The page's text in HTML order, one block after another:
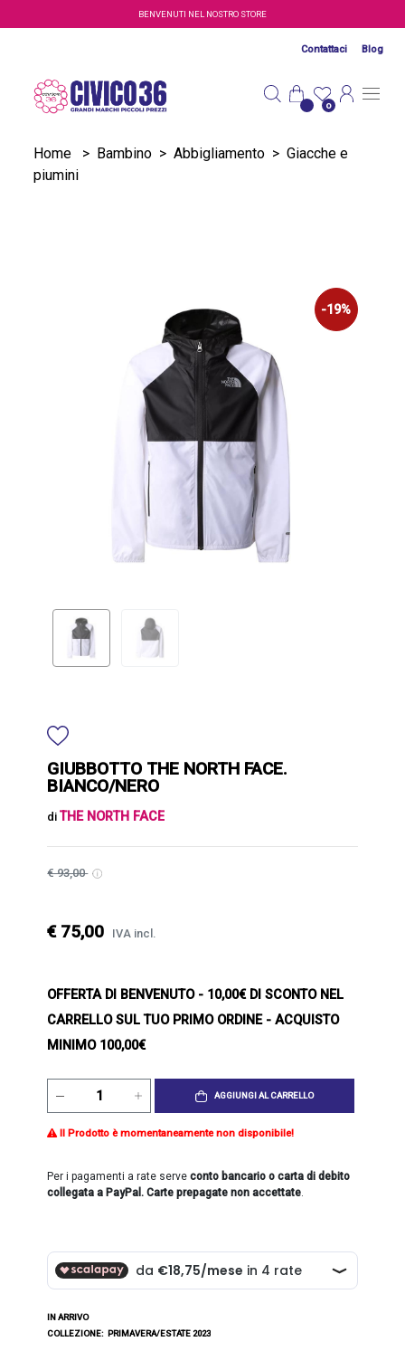
Salta al contenuto principaleBENVENUTI NEL NOSTRO STORE
Contattaci Blog
0
Home > Bambino > Abbigliamento > Giacche e
piumini
-19%
GIUBBOTTO THE NORTH FACE.
BIANCO/NERO
diTHE NORTH FACE
€ 93,00
€ 75,00 IVA incl.
OFFERTA DI BENVENUTO- 10,00€ DI SCONTO NEL
CARRELLO SUL TUO PRIMO ORDINE - ACQUISTO
MINIMO 100,00€
AGGIUNGI AL CARRELLO
Il Prodotto è momentaneamente non disponibile!
Per i pagamenti a rate serveconto bancario o carta di debito
collegata a PayPal. Carte prepagate non accettate.
IN ARRIVO
COLLEZIONE: PRIMAVERA/ESTATE 2023